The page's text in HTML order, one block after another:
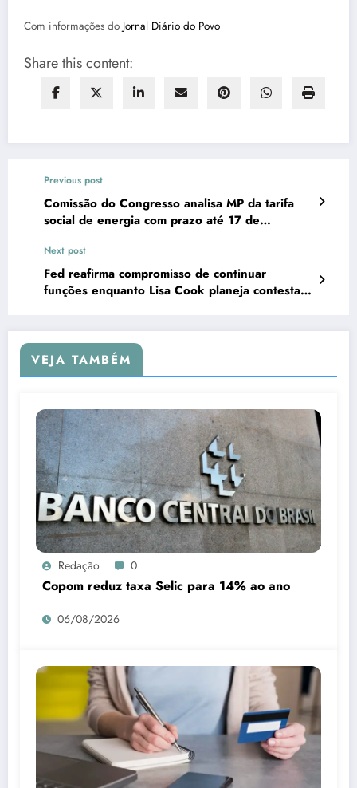
Com informações do Jornal Diário do Povo
Share this content:
Previous post
Comissão do Congresso analisa MP da tarifa
social de energia com prazo até 17 de
Next post
Fed reafirma compromisso de continuar
funções enquanto Lisa Cook planeja contestar
VEJA TAMBÉM
Redação 0
Copom reduz taxa Selic para 14% ao ano
06/08/2026